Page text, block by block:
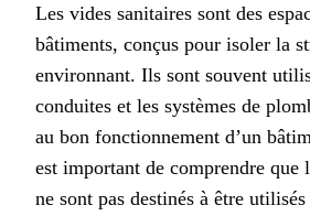
Les vides sanitaires sont des
bâtiments, conçus pour isoler la
environnant. Ils sont souvent
conduites et les systèmes de
au bon fonctionnement d’un
est important de comprendre que
ne sont pas destinés à être